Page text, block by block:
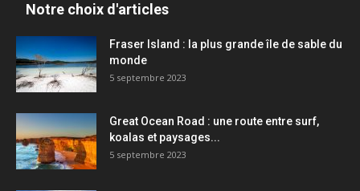
Notre choix d'articles
Fraser Island : la plus grande île de sable du
monde
5 septembre 2023
Great Ocean Road : une route entre surf,
koalas et paysages...
5 septembre 2023